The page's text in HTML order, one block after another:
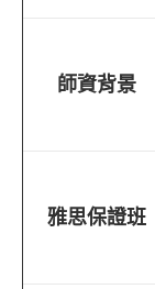
師資背景
雅思保證班